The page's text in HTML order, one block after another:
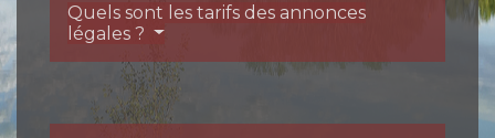
Quels sont les tarifs des annonces
légales ?